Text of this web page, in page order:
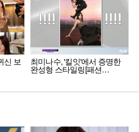
신 보 최미나수, '킬잇'에서 증명한
완성형 스타일링[패션…